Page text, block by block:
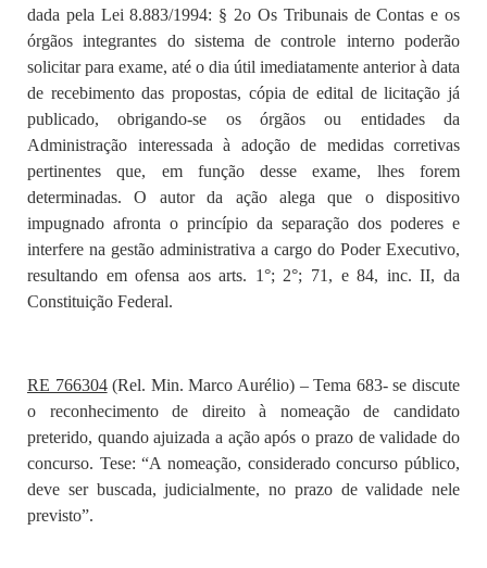
dada pela Lei 8.883/1994: § 2o Os Tribunais de Contas e os
órgãos integrantes do sistema de controle interno poderão
solicitar para exame, até o dia útil imediatamente anterior à data
de recebimento das propostas, cópia de edital de licitação já
publicado, obrigando-se os órgãos ou entidades da
Administração interessada à adoção de medidas corretivas
pertinentes que, em função desse exame, lhes forem
determinadas. O autor da ação alega que o dispositivo
impugnado afronta o princípio da separação dos poderes e
interfere na gestão administrativa a cargo do Poder Executivo,
resultando em ofensa aos arts. 1°; 2°; 71, e 84, inc. II, da
Constituição Federal.
RE 766304(Rel. Min. Marco Aurélio) – Tema 683- se discute
o reconhecimento de direito à nomeação de candidato
preterido, quando ajuizada a ação após o prazo de validade do
concurso. Tese: “A nomeação, considerado concurso público,
deve ser buscada, judicialmente, no prazo de validade nele
previsto”.